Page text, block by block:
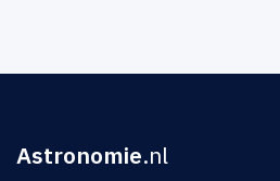
Astronomie.nl